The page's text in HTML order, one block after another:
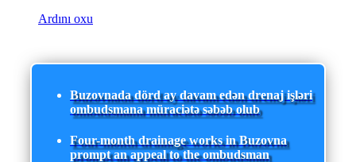
Ardını oxu
Buzovnada dörd ay davam edən drenaj işləri
ombudsmana müraciətə səbəb olub
Four-month drainage works in Buzovna
prompt an appeal to the ombudsman